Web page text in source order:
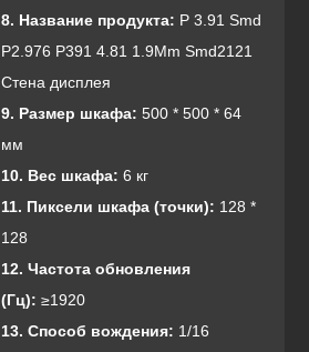
8. Название продукта: P 3.91 Smd
P2.976 P391 4.81 1.9Mm Smd2121
Стена дисплея
9. Размер шкафа: 500 * 500 * 64
мм
10. Вес шкафа: 6 кг
11. Пиксели шкафа (точки): 128 *
128
12. Частота обновления
(Гц): ≥1920
13. Способ вождения: 1/16